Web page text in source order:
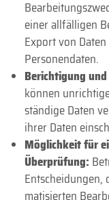
einer all­fälligen
Export von
Personen­daten.
Berichtigung
können
ständige Daten
ihrer Daten
Möglichkeit für
Überprüfung:
matisierten